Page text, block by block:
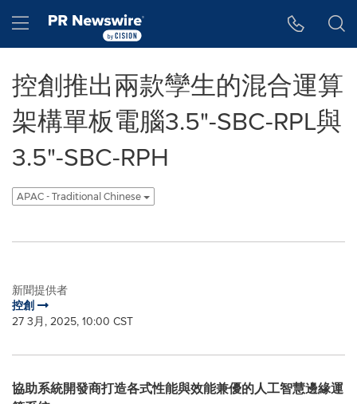
Hamburger menu
控創推出兩款孿生的混合運算
架構單板電腦3.5"-SBC-RPL與
3.5"-SBC-RPH
APAC - Traditional Chinese
新聞提供者
控創
27 3月, 2025, 10:00 CST
協助系統開發商打造各式性能與效能兼優的人工智慧邊緣運